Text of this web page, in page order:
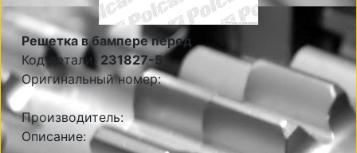
Решетка в бампере перед
Код детали: 231827-5
Оригинальный номер:
Производитель:
Описание: